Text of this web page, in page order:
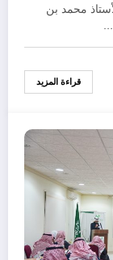
محمد بن
قراءة المزيد